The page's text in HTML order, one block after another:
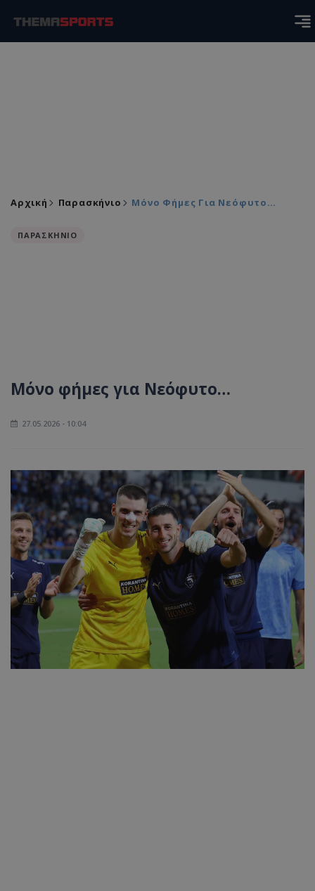
Αρχική Παρασκήνιο Μόνο Φήμες Για Νεόφυτο…
ΠΑΡΑΣΚΗΝΙΟ
Μόνο φήμες για Νεόφυτο…
27.05.2026 - 10:04